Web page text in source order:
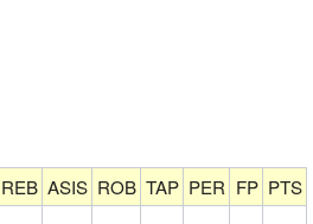
REB ASIS ROB TAP PER FP PTS